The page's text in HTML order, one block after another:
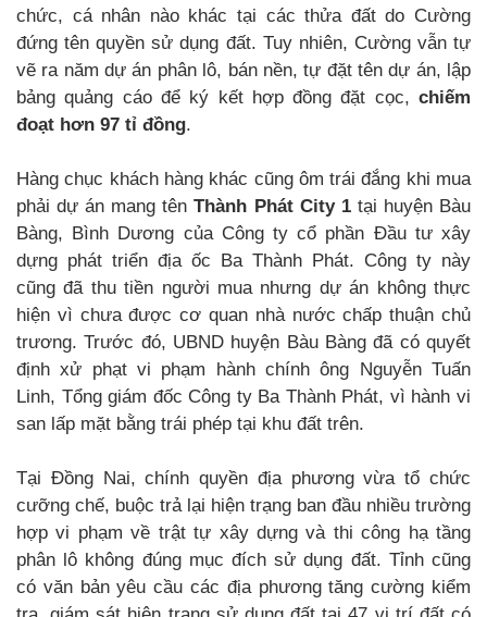
chức, cá nhân nào khác tại các thửa đất do Cường
đứng tên quyền sử dụng đất. Tuy nhiên, Cường vẫn tự
vẽ ra năm dự án phân lô, bán nền, tự đặt tên dự án, lập
bảng quảng cáo để ký kết hợp đồng đặt cọc, chiếm
đoạt hơn 97 tỉ đồng.
Hàng chục khách hàng khác cũng ôm trái đắng khi mua
phải dự án mang tênThành Phát City 1tại huyện Bàu
Bàng, Bình Dương của Công ty cổ phần Đầu tư xây
dựng phát triển địa ốc Ba Thành Phát. Công ty này
cũng đã thu tiền người mua nhưng dự án không thực
hiện vì chưa được cơ quan nhà nước chấp thuận chủ
trương. Trước đó, UBND huyện Bàu Bàng đã có quyết
định xử phạt vi phạm hành chính ông Nguyễn Tuấn
Linh, Tổng giám đốc Công ty Ba Thành Phát, vì hành vi
san lấp mặt bằng trái phép tại khu đất trên.
Tại Đồng Nai, chính quyền địa phương vừa tổ chức
cưỡng chế, buộc trả lại hiện trạng ban đầu nhiều trường
hợp vi phạm về trật tự xây dựng và thi công hạ tầng
phân lô không đúng mục đích sử dụng đất. Tỉnh cũng
có văn bản yêu cầu các địa phương tăng cường kiểm